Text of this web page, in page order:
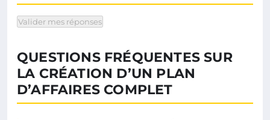
Valider mes réponses
QUESTIONS FRÉQUENTES SUR
LA CRÉATION D’UN PLAN
D’AFFAIRES COMPLET